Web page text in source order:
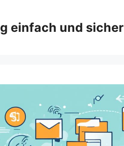
einfach und sicher